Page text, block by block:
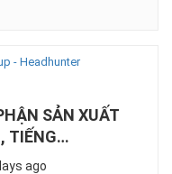
- Headhunter
SẢN XUẤT
TIẾNG
ago